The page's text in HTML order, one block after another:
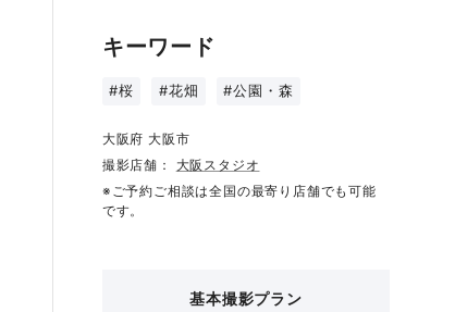
キーワード
#桜 #花畑 #公園・森
大阪府 大阪市
撮影店舗： 大阪スタジオ
※ご予約ご相談は全国の最寄り店舗でも可能
です。
基本撮影プラン